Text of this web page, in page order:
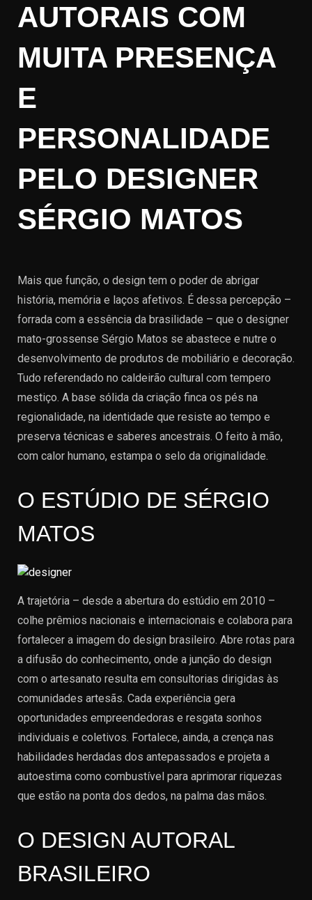
AUTORAIS COM
MUITA PRESENÇA
E
PERSONALIDADE
PELO DESIGNER
SÉRGIO MATOS
Mais que função, o design tem o poder de abrigar
história, memória e laços afetivos. É dessa percepção –
forrada com a essência da brasilidade – que o designer
mato-grossense Sérgio Matos se abastece e nutre o
desenvolvimento de produtos de mobiliário e decoração.
Tudo referendado no caldeirão cultural com tempero
mestiço. A base sólida da criação finca os pés na
regionalidade, na identidade que resiste ao tempo e
preserva técnicas e saberes ancestrais. O feito à mão,
com calor humano, estampa o selo da originalidade.
O ESTÚDIO DE SÉRGIO
MATOS
A trajetória – desde a abertura do estúdio em 2010 –
colhe prêmios nacionais e internacionais e colabora para
fortalecer a imagem do design brasileiro. Abre rotas para
a difusão do conhecimento, onde a junção do design
com o artesanato resulta em consultorias dirigidas às
comunidades artesãs. Cada experiência gera
oportunidades empreendedoras e resgata sonhos
individuais e coletivos. Fortalece, ainda, a crença nas
habilidades herdadas dos antepassados e projeta a
autoestima como combustível para aprimorar riquezas
que estão na ponta dos dedos, na palma das mãos.
O DESIGN AUTORAL
BRASILEIRO